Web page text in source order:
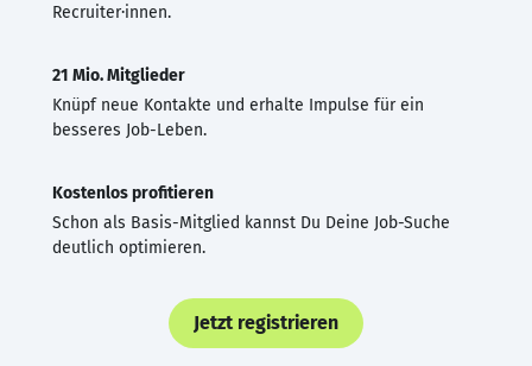
Recruiter·innen.
21 Mio. Mitglieder
Knüpf neue Kontakte und erhalte Impulse für ein
besseres Job-Leben.
Kostenlos profitieren
Schon als Basis-Mitglied kannst Du Deine Job-Suche
deutlich optimieren.
Jetzt registrieren